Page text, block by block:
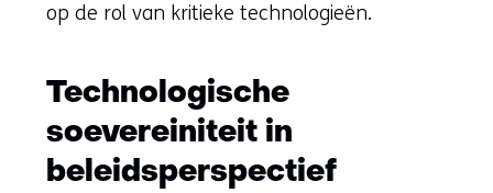
op de rol van kritieke technologieën.
Technologische
soevereiniteit in
beleidsperspectief